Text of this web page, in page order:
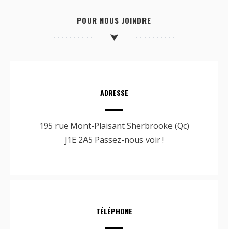
POUR NOUS JOINDRE
ADRESSE
195 rue Mont-Plaisant Sherbrooke (Qc)
J1E 2A5 Passez-nous voir !
TÉLÉPHONE